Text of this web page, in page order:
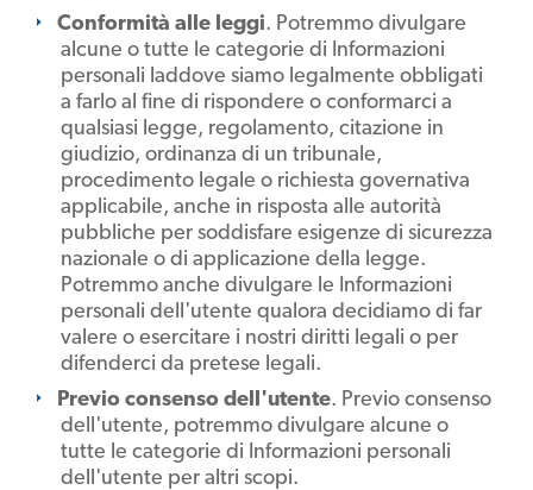
Conformità alle leggi. Potremmo divulgare
alcune o tutte le categorie di Informazioni
personali laddove siamo legalmente obbligati
a farlo al fine di rispondere o conformarci a
qualsiasi legge, regolamento, citazione in
giudizio, ordinanza di un tribunale,
procedimento legale o richiesta governativa
applicabile, anche in risposta alle autorità
pubbliche per soddisfare esigenze di sicurezza
nazionale o di applicazione della legge.
Potremmo anche divulgare le Informazioni
personali dell'utente qualora decidiamo di far
valere o esercitare i nostri diritti legali o per
difenderci da pretese legali.
Previo consenso dell'utente. Previo consenso
dell'utente, potremmo divulgare alcune o
tutte le categorie di Informazioni personali
dell'utente per altri scopi.